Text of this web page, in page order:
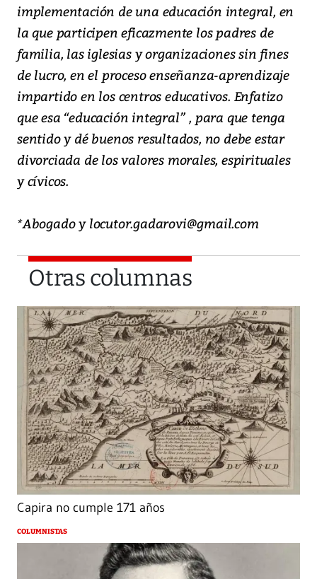
implementación de una educación integral, en
la que participen eficazmente los padres de
familia, las iglesias y organizaciones sin fines
de lucro, en el proceso enseñanza-aprendizaje
impartido en los centros educativos. Enfatizo
que esa “educación integral” , para que tenga
sentido y dé buenos resultados, no debe estar
divorciada de los valores morales, espirituales
y cívicos.
*Abogado y locutor.gadarovi@gmail.com
Otras columnas
Capira no cumple 171 años
COLUMNISTAS